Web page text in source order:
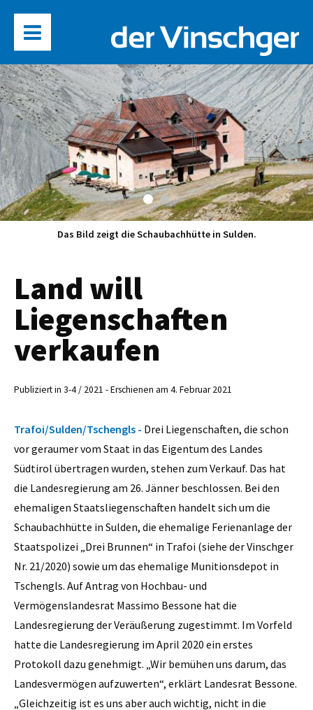
Das Bild zeigt die Schaubachhütte in Sulden.
Land will
Liegenschaften
verkaufen
Publiziert in 3-4 / 2021 - Erschienen am 4. Februar 2021
Trafoi/Sulden/Tschengls - Drei Liegenschaften, die schon
vor geraumer vom Staat in das Eigentum des Landes
Südtirol übertragen wurden, stehen zum Verkauf. Das hat
die Landesregierung am 26. Jänner beschlossen. Bei den
ehemaligen Staatsliegenschaften handelt sich um die
Schaubachhütte in Sulden, die ehemalige Ferienanlage der
Staatspolizei „Drei Brunnen“ in Trafoi (siehe der Vinschger
Nr. 21/2020) sowie um das ehemalige Munitionsdepot in
Tschengls. Auf Antrag von Hochbau- und
Vermögenslandesrat Massimo Bessone hat die
Landesregierung der Veräußerung zugestimmt. Im Vorfeld
hatte die Landesregierung im April 2020 ein erstes
Protokoll dazu genehmigt. „Wir bemühen uns darum, das
Landesvermögen aufzuwerten“, erklärt Landesrat Bessone.
„Gleichzeitig ist es uns aber auch wichtig, nicht in die